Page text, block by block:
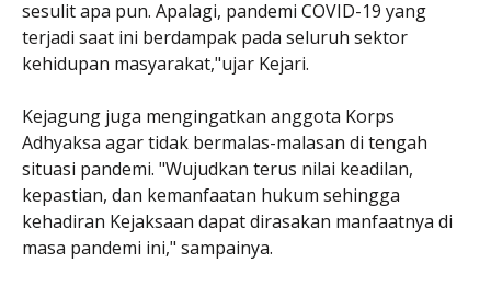
sesulit apa pun. Apalagi, pandemi COVID-19 yang
terjadi saat ini berdampak pada seluruh sektor
kehidupan masyarakat,"ujar Kejari.
Kejagung juga mengingatkan anggota Korps
Adhyaksa agar tidak bermalas-malasan di tengah
situasi pandemi. "Wujudkan terus nilai keadilan,
kepastian, dan kemanfaatan hukum sehingga
kehadiran Kejaksaan dapat dirasakan manfaatnya di
masa pandemi ini," sampainya.